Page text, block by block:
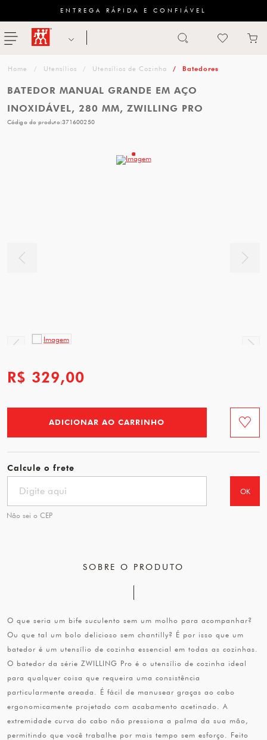
ENTREGA RÁPIDA E CONFIÁVEL
menu ZWILLING
categoria
Utensílios Utensílios de Cozinha Batedores
R$ 329,00
ADICIONAR AO CARRINHO
Calcule o frete
OK
Não sei o CEP
BATEDOR MANUAL GRANDE EM AÇO
INOXIDÁVEL, 280 MM, ZWILLING PRO
Código do produto:371600250
SOBRE O PRODUTO
O que seria um bife suculento sem um molho para acompanhar?
Ou que tal um bolo delicioso sem chantilly? É por isso que um
batedor é um utensílio de cozinha essencial em todas as cozinhas.
O batedor da série ZWILLING Pro é o utensílio de cozinha ideal
para qualquer coisa que requeira uma consistência
particularmente areada. É fácil de manusear graças ao cabo
ergonomicamente projetado com acabamento acetinado. A
extremidade curva do cabo não pressiona a palma da sua mão,
permitindo que você trabalhe por mais tempo sem esforço. Feito